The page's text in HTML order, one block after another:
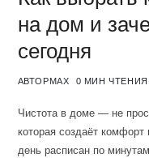
на дом и
сегодня
АВТОРMAX 0 МИН ЧТЕНИЯ
Чистота в доме — не
которая создаёт
день расписан по